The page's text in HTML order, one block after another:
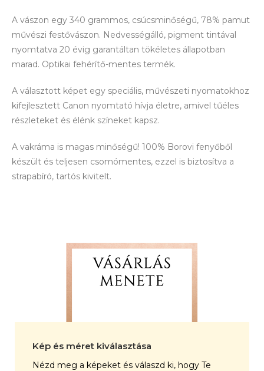
A vászon egy 340 grammos, csúcsminőségű, 78% pamut
művészi festővászon. Nedvességálló, pigment tintával
nyomtatva 20 évig garantáltan tökéletes állapotban
marad. Optikai fehérítő-mentes termék.
A választott képet egy speciális, művészeti nyomatokhoz
kifejlesztett Canon nyomtató hívja életre, amivel tűéles
részleteket és élénk színeket kapsz.
A vakráma is magas minőségű! 100% Borovi fenyőből
készült és teljesen csomómentes, ezzel is biztosítva a
strapabíró, tartós kivitelt.
Kép és méret kiválasztása
Nézd meg a képeket és válaszd ki, hogy Te